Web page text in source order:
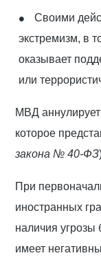
Своими
экстремизм, в
оказывает
или
МВД
которое
закона № 40-ФЗ
При
иностранных
наличия угрозы
имеет